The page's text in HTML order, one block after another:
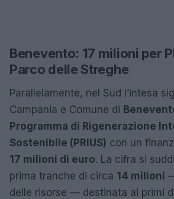
Benevento: 17 milioni per
Parco delle Streghe
Parallelamente, nel Sud l’intesa
Campania e Comune di
Programma di Rigenerazione
Sostenibile (PRIUS) con un
17 milioni di euro. La cifra si
prima tranche di circa 14 milioni
delle risorse — destinata ai primi